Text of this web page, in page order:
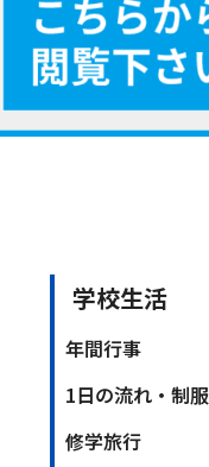
学校生活
年間行事
1日の流れ・制服
修学旅行